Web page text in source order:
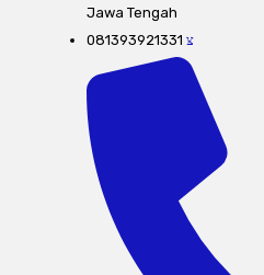
Jawa Tengah
081393921331